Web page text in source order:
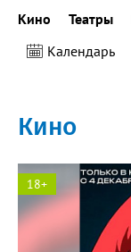
Кино Театры
Календарь
Кино
18+